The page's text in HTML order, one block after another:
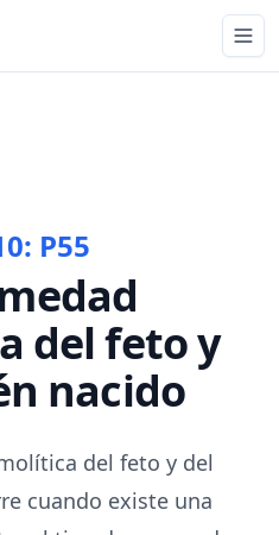
P55
del feto y
nacido
del feto y del
cuando existe una